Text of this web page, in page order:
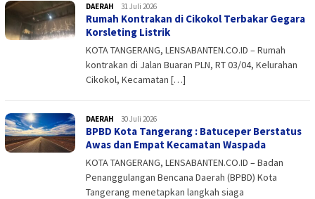
DAERAH admin
31 Juli 2026
Rumah Kontrakan di Cikokol Terbakar Gegara
Korsleting Listrik
KOTA TANGERANG, LENSABANTEN.CO.ID – Rumah
kontrakan di Jalan Buaran PLN, RT 03/04, Kelurahan
Cikokol, Kecamatan […]
DAERAH admin
30 Juli 2026
BPBD Kota Tangerang : Batuceper Berstatus
Awas dan Empat Kecamatan Waspada
KOTA TANGERANG, LENSABANTEN.CO.ID – Badan
Penanggulangan Bencana Daerah (BPBD) Kota
Tangerang menetapkan langkah siaga